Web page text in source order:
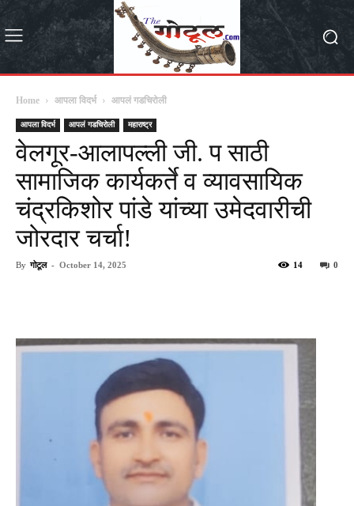
Home आपला विदर्भ आपलं गडचिरोली
आपला विदर्भ आपलं गडचिरोली महाराष्ट्र
वेलगूर-आलापल्ली जी. प साठी
सामाजिक कार्यकर्ते व व्यावसायिक
चंद्रकिशोर पांडे यांच्या उमेदवारीची
जोरदार चर्चा!
By गोटूल - October 14, 2025 0
14